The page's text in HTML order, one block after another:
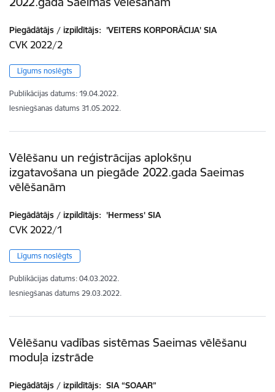
Piegādātājs / izpildītājs: 'VEITERS KORPORĀCIJA' SIA
CVK 2022/2
Līgums noslēgts
Publikācijas datums: 19.04.2022.
Iesniegšanas datums 31.05.2022.
Vēlēšanu un reģistrācijas aplokšņu
izgatavošana un piegāde 2022.gada Saeimas
vēlēšanām
Piegādātājs / izpildītājs: 'Hermess' SIA
CVK 2022/1
Līgums noslēgts
Publikācijas datums: 04.03.2022.
Iesniegšanas datums 29.03.2022.
Vēlēšanu vadības sistēmas Saeimas vēlēšanu
moduļa izstrāde
Piegādātājs / izpildītājs: SIA “SOAAR”